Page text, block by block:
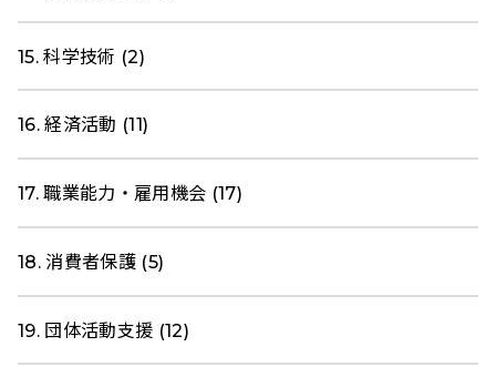
15. 科学技術 (2)
16. 経済活動 (11)
17. 職業能力・雇用機会 (17)
18. 消費者保護 (5)
19. 団体活動支援 (12)